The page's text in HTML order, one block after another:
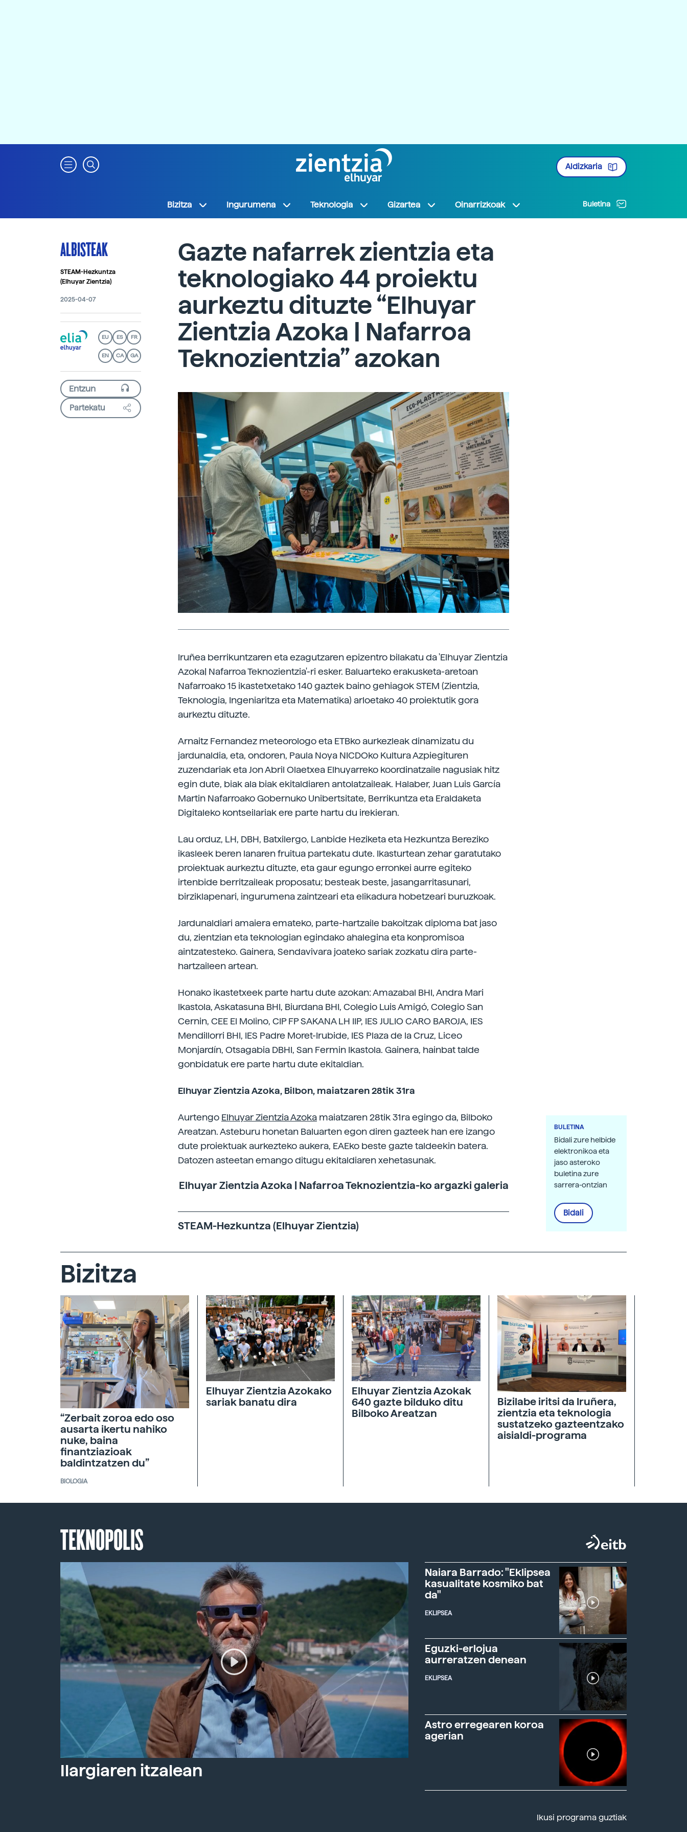
Aldizkaria
Bizitza Ingurumena Teknologia Gizartea Oinarrizkoak Buletina
ALBISTEAK
STEAM-Hezkuntza
(Elhuyar Zientzia)
2025-04-07
EU ES FR
EN CA GA
Partekatu
Gazte nafarrek zientzia eta
teknologiako 44 proiektu
aurkeztu dituzte “Elhuyar
Zientzia Azoka | Nafarroa
Teknozientzia” azokan
Iruñea berrikuntzaren eta ezagutzaren epizentro bilakatu da 'Elhuyar Zientzia
Azoka| Nafarroa Teknozientzia'-ri esker. Baluarteko erakusketa-aretoan
Nafarroako 15 ikastetxetako 140 gaztek baino gehiagok STEM (Zientzia,
Teknologia, Ingeniaritza eta Matematika) arloetako 40 proiektutik gora
aurkeztu dituzte.
Arnaitz Fernandez meteorologo eta ETBko aurkezleak dinamizatu du
jardunaldia, eta, ondoren, Paula Noya NICDOko Kultura Azpiegituren
zuzendariak eta Jon Abril Olaetxea Elhuyarreko koordinatzaile nagusiak hitz
egin dute, biak ala biak ekitaldiaren antolatzaileak. Halaber, Juan Luis García
Martin Nafarroako Gobernuko Unibertsitate, Berrikuntza eta Eraldaketa
Digitaleko kontseilariak ere parte hartu du irekieran.
Lau orduz, LH, DBH, Batxilergo, Lanbide Heziketa eta Hezkuntza Bereziko
ikasleek beren lanaren fruitua partekatu dute. Ikasturtean zehar garatutako
proiektuak aurkeztu dituzte, eta gaur egungo erronkei aurre egiteko
irtenbide berritzaileak proposatu; besteak beste, jasangarritasunari,
birziklapenari, ingurumena zaintzeari eta elikadura hobetzeari buruzkoak.
Jardunaldiari amaiera emateko, parte-hartzaile bakoitzak diploma bat jaso
du, zientzian eta teknologian egindako ahalegina eta konpromisoa
aintzatesteko. Gainera, Sendavivara joateko sariak zozkatu dira parte-
hartzaileen artean.
Honako ikastetxeek parte hartu dute azokan: Amazabal BHI, Andra Mari
Ikastola, Askatasuna BHI, Biurdana BHI, Colegio Luis Amigó, Colegio San
Cernin, CEE El Molino, CIP FP SAKANA LH IIP, IES JULIO CARO BAROJA, IES
Mendillorri BHI, IES Padre Moret-Irubide, IES Plaza de la Cruz, Liceo
Monjardín, Otsagabia DBHI, San Fermin Ikastola. Gainera, hainbat talde
gonbidatuk ere parte hartu dute ekitaldian.
Elhuyar Zientzia Azoka, Bilbon, maiatzaren 28tik 31ra
Aurtengo Elhuyar Zientzia Azoka maiatzaren 28tik 31ra egingo da, Bilboko
Areatzan. Asteburu honetan Baluarten egon diren gazteek han ere izango
dute proiektuak aurkezteko aukera, EAEko beste gazte taldeekin batera.
Datozen asteetan emango ditugu ekitaldiaren xehetasunak.
Elhuyar Zientzia Azoka | Nafarroa Teknozientzia-koargazki galeria
STEAM-Hezkuntza (Elhuyar Zientzia)
BULETINA
Bidali zure helbide
elektronikoa eta
jaso asteroko
buletina zure
sarrera-ontzian
Bidali
Bizitza
“Zerbait zoroa edo oso
ausarta ikertu nahiko
nuke, baina
finantziazioak
baldintzatzen du”
BIOLOGIA
Elhuyar Zientzia Azokako
sariak banatu dira
Elhuyar Zientzia Azokak
640 gazte bilduko ditu
Bilboko Areatzan
Bizilabe iritsi da Iruñera,
zientzia eta teknologia
sustatzeko gazteentzako
aisialdi-programa
TEKNOPOLIS
Ilargiaren itzalean
Naiara Barrado: "Eklipsea
kasualitate kosmiko bat
da"
EKLIPSEA
Eguzki-erlojua
aurreratzen denean
EKLIPSEA
Astro erregearen koroa
agerian
Ikusi programa guztiak